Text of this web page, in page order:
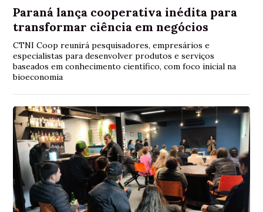
Paraná lança cooperativa inédita para
transformar ciência em negócios
CTNI Coop reunirá pesquisadores, empresários e
especialistas para desenvolver produtos e serviços
baseados em conhecimento científico, com foco inicial na
bioeconomia